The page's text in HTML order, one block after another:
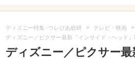
ディズニー特集 -ウレぴあ総研 > テレビ・映画
ディズニー／ピクサー最新『インサイド・ヘッド
ディズニー／ピクサー